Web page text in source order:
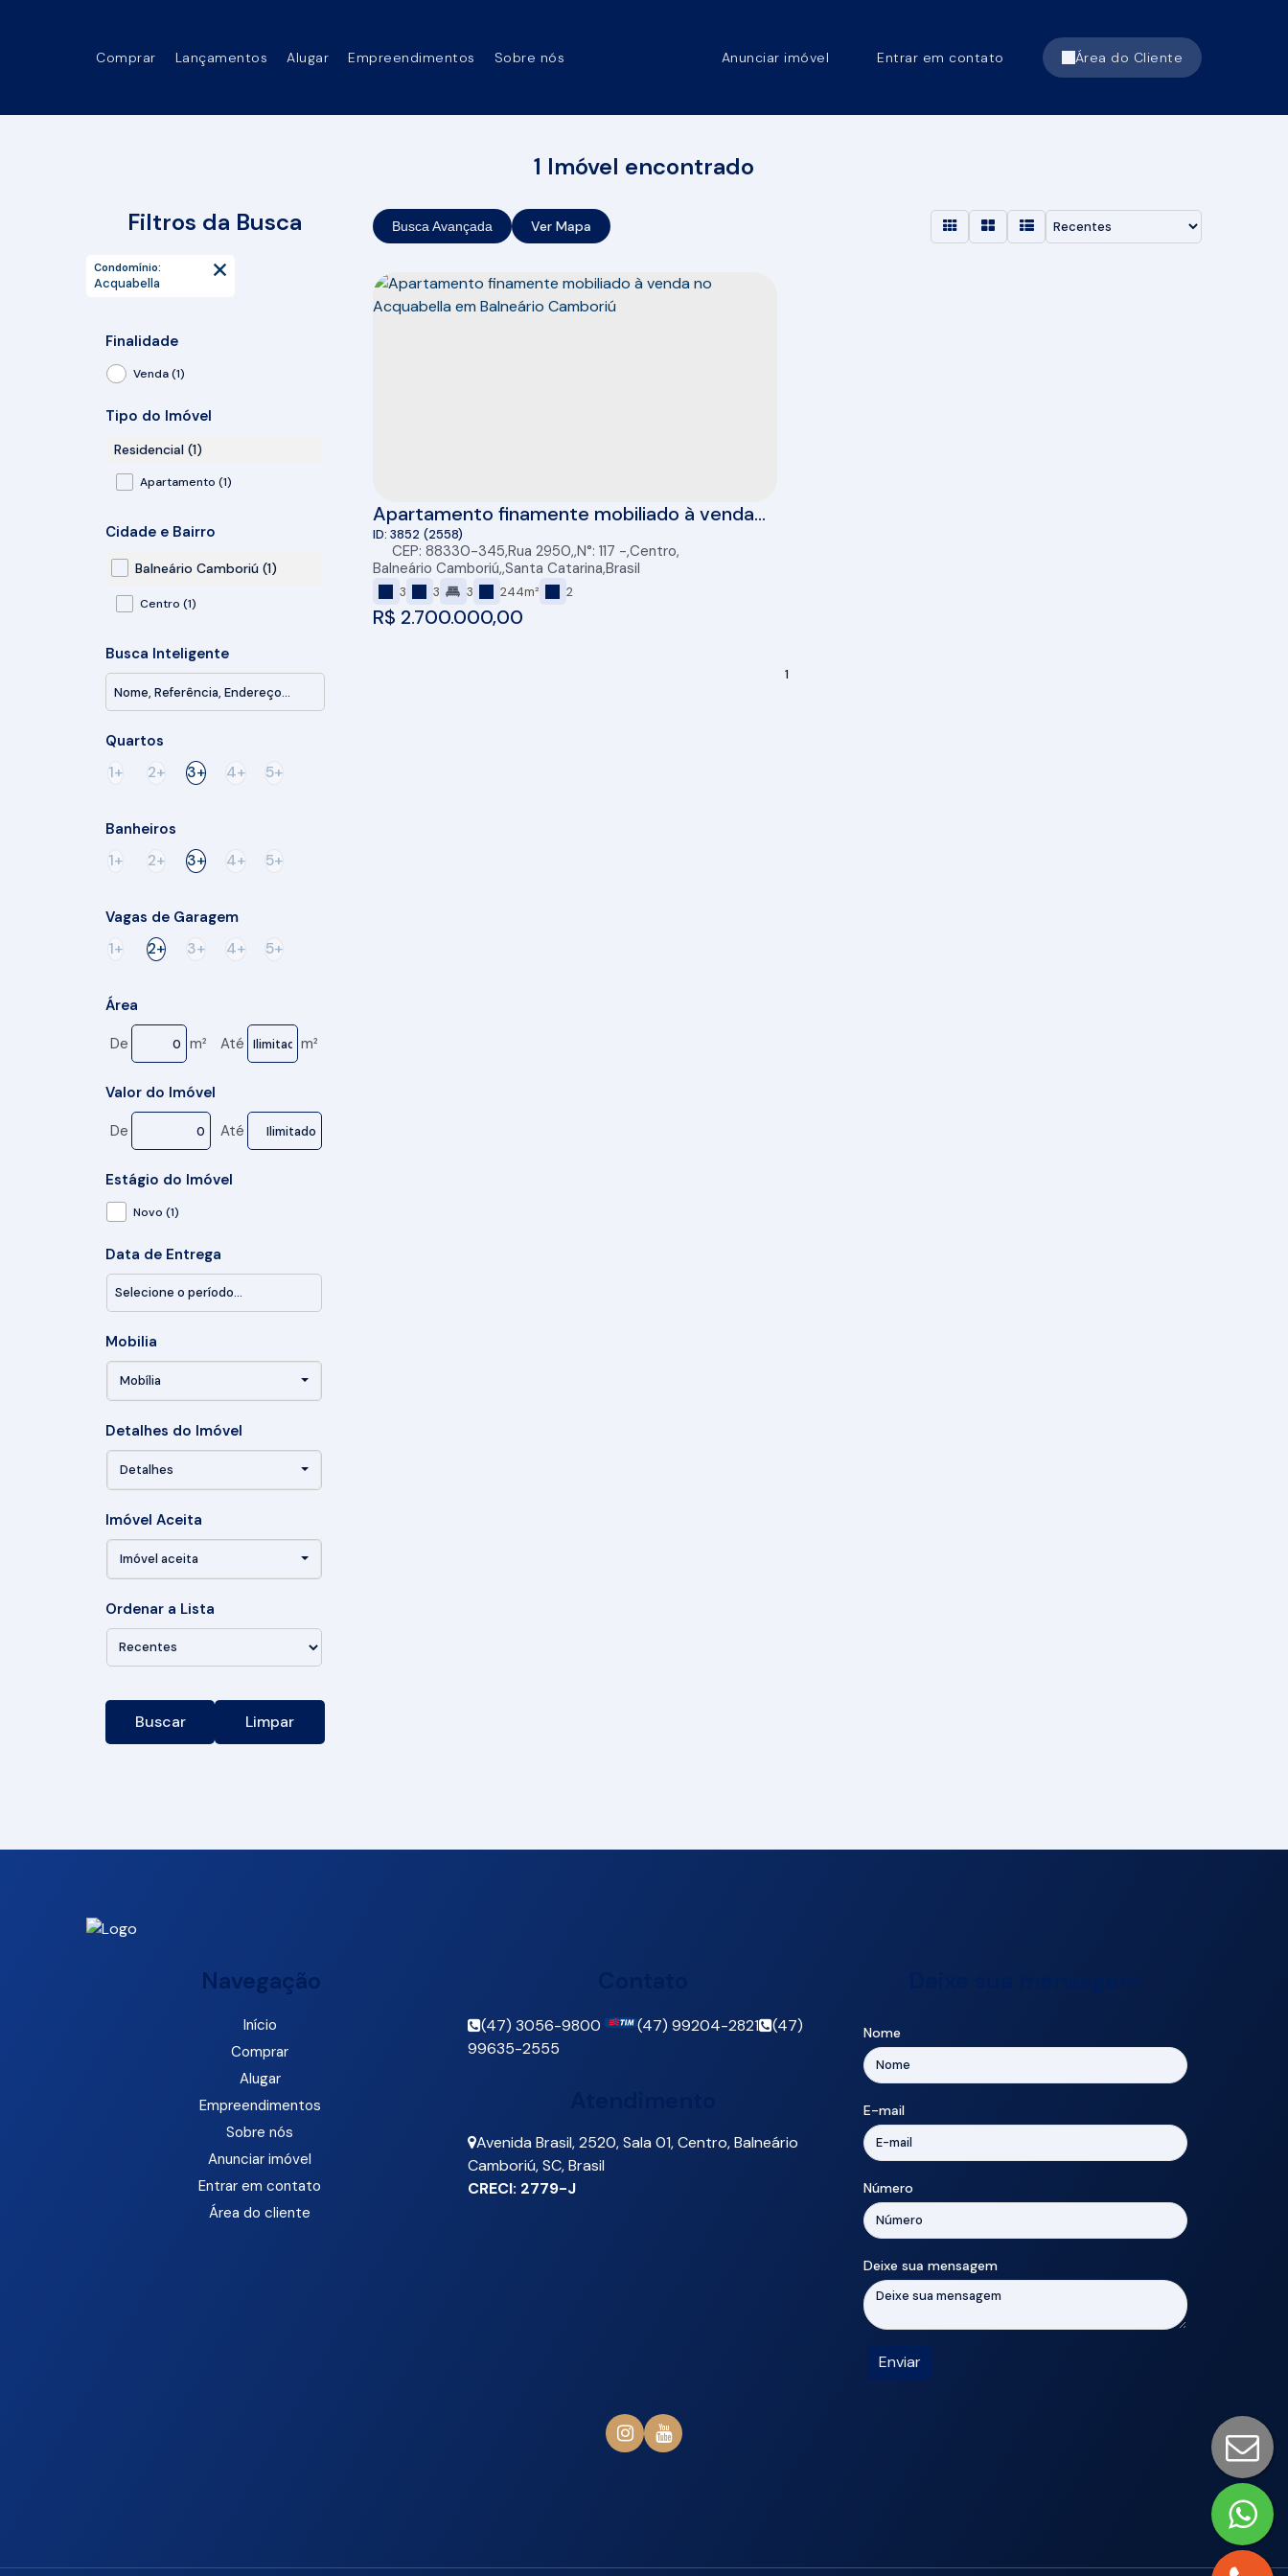
Área do Cliente
Entrar em contato
Anunciar imóvel
Sobre nós
Empreendimentos
Alugar
Lançamentos
Comprar
1 Imóvel encontrado
Filtros da Busca
Condomínio:
Acquabella
Finalidade
Venda (1)
Tipo do Imóvel
Residencial (1)
Apartamento (1)
Cidade e Bairro
Balneário Camboriú (1)
Centro (1)
Busca Inteligente
Quartos
1+ 2+ 3+ 4+ 5+
Banheiros
1+ 2+ 3+ 4+ 5+
Vagas de Garagem
1+ 2+ 3+ 4+ 5+
Área
De
m² Até m²
Valor do Imóvel
De
Até
Estágio do Imóvel
Novo (1)
Data de Entrega
Mobilia
Mobília
Detalhes do Imóvel
Detalhes
Imóvel Aceita
Imóvel aceita
Ordenar a Lista
Buscar Limpar
Busca Avançada Ver Mapa
Apartamento finamente mobiliado à venda
no Acquabella em Balneário Camboriú
R$ 2.700.000,00
3852 (2558)
CEP: 88330-345,Rua 2950 ,N°: 117 ,Centro,
Balneário Camboriú ,Santa Catarina,Brasil
3 3 3 244m² 2
1
Navegação
Início
Comprar
Alugar
Empreendimentos
Sobre nós
Anunciar imóvel
Entrar em contato
Área do cliente
(47) 3056-9800 (47) 99204-2821
(47)
99635-2555
Avenida Brasil,2520,Sala 01,Centro,Balneário
Camboriú,SC,Brasil
CRECI: 2779-J
Nome
E-mail
Número
Deixe sua mensagem